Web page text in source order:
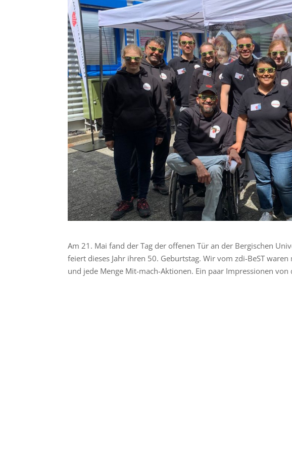
Am 21. Mai fand der Tag der offenen Tür an der Bergischen
feiert dieses Jahr ihren 50. Geburtstag. Wir vom zdi-BeST
und jede Menge Mit-mach-Aktionen. Ein paar Impressionen